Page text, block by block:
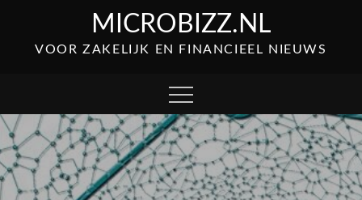
content
MICROBIZZ.NL
VOOR ZAKELIJK EN FINANCIEEL NIEUWS